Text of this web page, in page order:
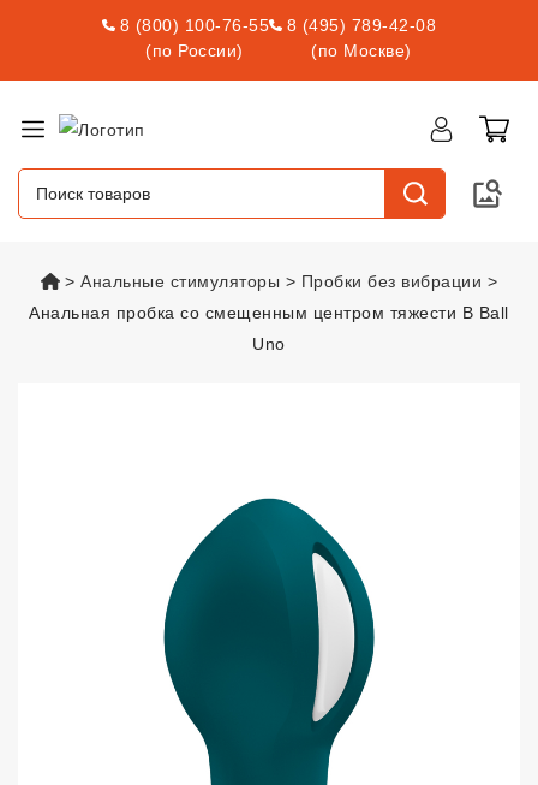
8 (800) 100-76-55
(по России)
8 (495) 789-42-08
(по Москве)
vsexshop.ru
Анальные стимуляторы
Пробки без вибрации
Анальная пробка со смещенным центром тяжести B Ball
Uno